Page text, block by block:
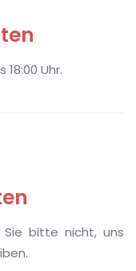
Uhr.
Sie bitte nicht, uns